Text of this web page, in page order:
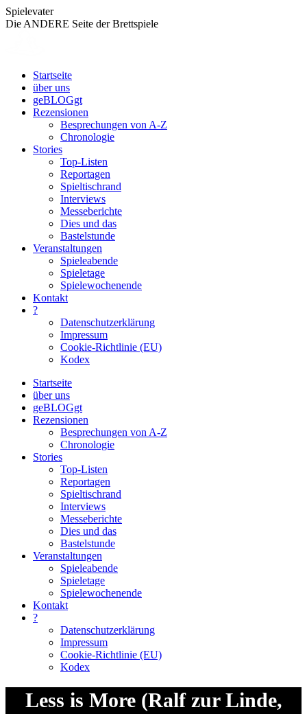
Zum
Inhalt
Spielevater
Die ANDERE Seite der Brettspiele
Startseite
über uns
geBLOGgt
Rezensionen
Besprechungen von A-Z
Chronologie
Stories
Top-Listen
Reportagen
Spieltischrand
Interviews
Messeberichte
Dies und das
Bastelstunde
Veranstaltungen
Spieleabende
Spieletage
Spielewochenende
Kontakt
?
Datenschutzerklärung
Impressum
Cookie-Richtlinie (EU)
Kodex
Startseite
über uns
geBLOGgt
Rezensionen
Besprechungen von A-Z
Chronologie
Stories
Top-Listen
Reportagen
Spieltischrand
Interviews
Messeberichte
Dies und das
Bastelstunde
Veranstaltungen
Spieleabende
Spieletage
Spielewochenende
Kontakt
?
Datenschutzerklärung
Impressum
Cookie-Richtlinie (EU)
Kodex
Less is More (Ralf zur Linde,